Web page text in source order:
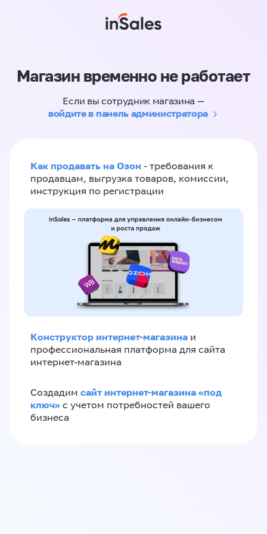
Магазин временно не работает
Если вы сотрудник магазина —
войдите в панель администратора
Как продавать на Озон - требования к
продавцам, выгрузка товаров, комиссии,
инструкция по регистрации
Конструктор интернет-магазина и
профессиональная платформа для сайта
интернет-магазина
Создадим сайт интернет-магазина «под
ключ» с учетом потребностей вашего
бизнеса